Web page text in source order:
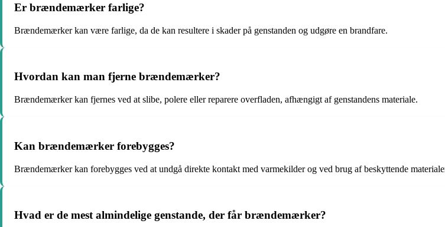
Er brændemærker farlige?
Brændemærker kan være farlige, da de kan resultere i skader på genstanden og udgøre en brandfare.
Hvordan kan man fjerne brændemærker?
Brændemærker kan fjernes ved at slibe, polere eller reparere overfladen, afhængigt af genstandens materiale.
Kan brændemærker forebygges?
Brændemærker kan forebygges ved at undgå direkte kontakt med varmekilder og ved brug af beskyttende
Hvad er de mest almindelige genstande, der får brændemærker?